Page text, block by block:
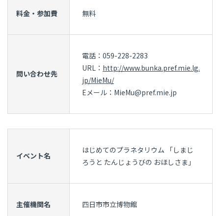
料金・参加費 無料
問い合わせ先
電話：059-228-2283
URL： http://www.bunka.pref.mie.lg.
jp/MieMu/
Eメール：MieMu@pref.mie.jp
イベント名
はじめてのプラネタリウム 「しまじ
ろうと たんじょうびの おほしさま」
主催機関名 四日市市立博物館